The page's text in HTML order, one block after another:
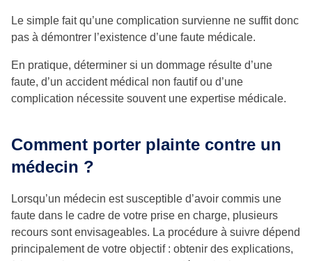
Le simple fait qu’une complication survienne ne suffit donc
pas à démontrer l’existence d’une faute médicale.
En pratique, déterminer si un dommage résulte d’une
faute, d’un accident médical non fautif ou d’une
complication nécessite souvent une expertise médicale.
Comment porter plainte contre un
médecin ?
Lorsqu’un médecin est susceptible d’avoir commis une
faute dans le cadre de votre prise en charge, plusieurs
recours sont envisageables. La procédure à suivre dépend
principalement de votre objectif : obtenir des explications,